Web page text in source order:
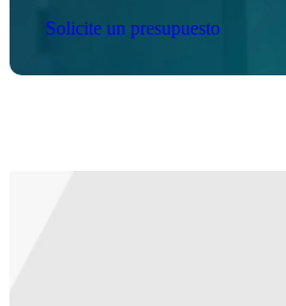
Solicite un presupuesto